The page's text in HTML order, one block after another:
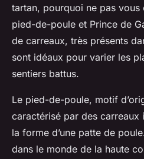
tartan, pourquoi ne pas vous
pied-de-poule et Prince de
de carreaux, très présents
sont idéaux pour varier les
sentiers battus.
Le pied-de-poule, motif
caractérisé par des
la forme d’une patte de
dans le monde de la haute